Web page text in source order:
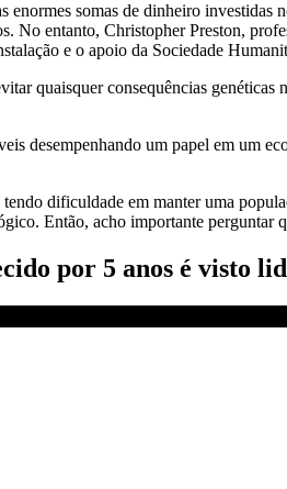
enormes somas de dinheiro
No entanto, Christopher Preston,
e o apoio da Sociedade
quaisquer consequências
desempenhando um papel em um
tendo dificuldade em manter uma
Então, acho importante perguntar
por 5 anos é visto